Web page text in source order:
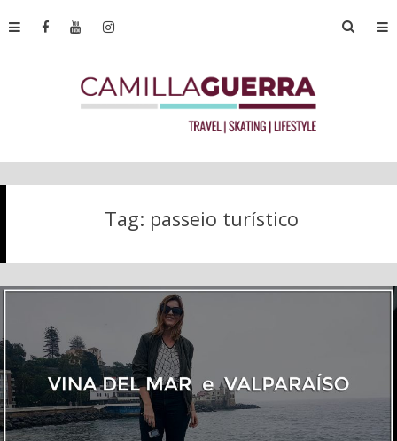
Tag: passeio turístico